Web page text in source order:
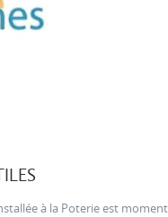
à la Poterie est